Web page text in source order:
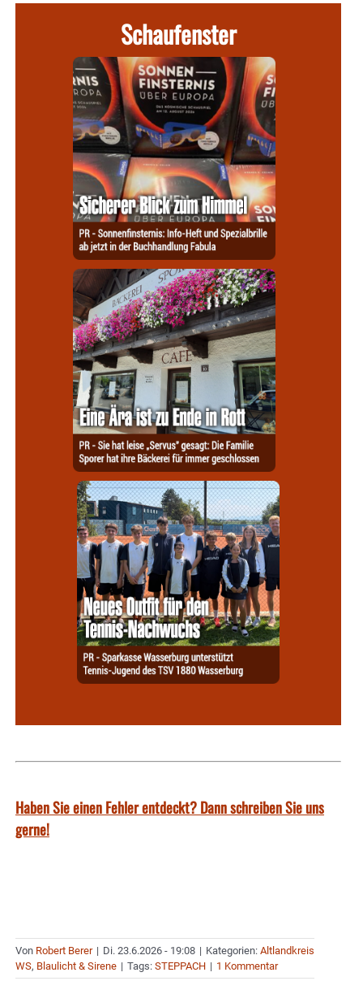
Schaufenster
Haben Sie einen Fehler entdeckt? Dann schreiben Sie uns
gerne!
Von Robert Berer | Di. 23.6.2026 - 19:08 | Kategorien: Altlandkreis
WS, Blaulicht & Sirene | Tags: STEPPACH | 1 Kommentar